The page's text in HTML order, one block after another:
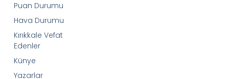
Puan Durumu
Hava Durumu
Kırıkkale Vefat
Edenler
Künye
Yazarlar